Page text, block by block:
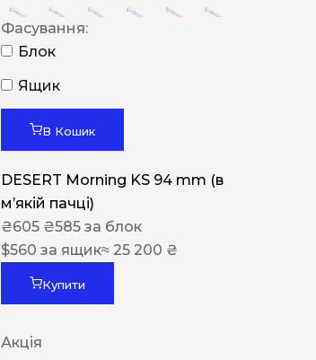
Фасування:
Блок
Ящик
В Кошик
DESERT Morning KS 94 mm (в
мʼякій пачці)
₴605 ₴585 за блок
$560 за ящик≈ 25 200 ₴
Купити
Акція